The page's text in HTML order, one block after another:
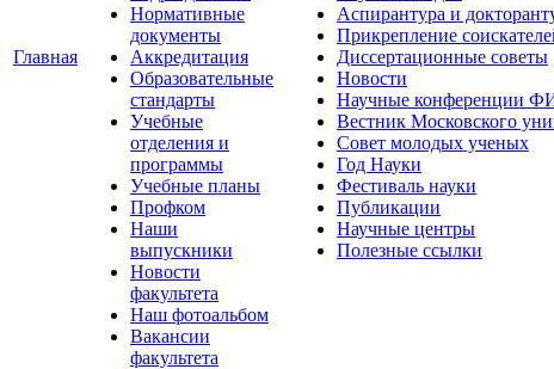
Главная
Нормативные
документы
Аккредитация
Образовательные
стандарты
Учебные
отделения и
программы
Учебные планы
Профком
Наши
выпускники
Новости
факультета
Наш фотоальбом
Вакансии
факультета
Аспирантура и
Прикрепление
Диссертационные советы
Новости
Научные конференции
Вестник Московского
Совет молодых ученых
Год Науки
Фестиваль науки
Публикации
Научные центры
Полезные ссылки